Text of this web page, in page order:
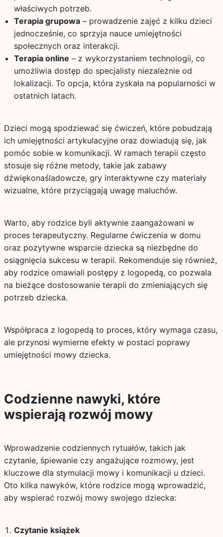
właściwych potrzeb.
Terapia grupowa– prowadzenie zajęć z kilku dzieci
jednocześnie, co sprzyja nauce umiejętności
społecznych oraz interakcji.
Terapia online – z wykorzystaniem technologii, co
umożliwia dostęp do specjalisty niezależnie od
lokalizacji. To opcja, która zyskała na popularności w
ostatnich latach.
Dzieci mogą spodziewać się ćwiczeń, które pobudzają
ich umiejętności artykulacyjne oraz dowiadują się, jak
pomóc sobie w komunikacji. W ramach terapii często
stosuje się różne metody, takie jak zabawy
dźwiękonaśladowcze, gry interaktywne czy materiały
wizualne, które przyciągają uwagę maluchów.
Warto, aby rodzice byli aktywnie zaangażowani w
proces terapeutyczny. Regularne ćwiczenia w domu
oraz pozytywne wsparcie dziecka są niezbędne do
osiągnięcia sukcesu w terapii. Rekomenduje się również,
aby rodzice omawiali postępy z logopedą, co pozwala
na bieżące dostosowanie terapii do zmieniających się
potrzeb dziecka.
Współpraca z logopedą to proces, który wymaga czasu,
ale przynosi wymierne efekty w postaci poprawy
umiejętności mowy dziecka.
Codzienne nawyki, które
wspierają rozwój mowy
Wprowadzenie codziennych rytuałów, takich jak
czytanie, śpiewanie czy angażujące rozmowy, jest
kluczowe dla stymulacji mowy i komunikacji u dzieci.
Oto kilka nawyków, które rodzice mogą wprowadzić,
aby wspierać rozwój mowy swojego dziecka:
Czytanie książek